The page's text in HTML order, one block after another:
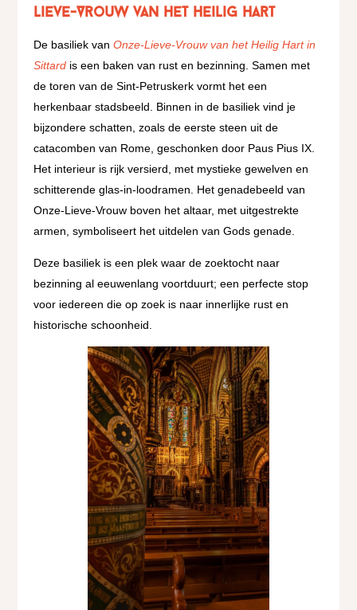
Lieve-Vrouw van het Heilig Hart
De basiliek vanOnze-Lieve-Vrouw van het Heilig Hart in
Sittard is een baken van rust en bezinning. Samen met
de toren van de Sint-Petruskerk vormt het een
herkenbaar stadsbeeld. Binnen in de basiliek vind je
bijzondere schatten, zoals de eerste steen uit de
catacomben van Rome, geschonken door Paus Pius IX.
Het interieur is rijk versierd, met mystieke gewelven en
schitterende glas-in-loodramen. Het genadebeeld van
Onze-Lieve-Vrouw boven het altaar, met uitgestrekte
armen, symboliseert het uitdelen van Gods genade.
Deze basiliek is een plek waar de zoektocht naar
bezinning al eeuwenlang voortduurt; een perfecte stop
voor iedereen die op zoek is naar innerlijke rust en
historische schoonheid.